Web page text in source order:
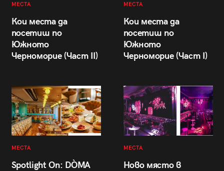
МЕСТА
Кои места да
посетиш по
Южното
Черноморие (Част II)
МЕСТА
Кои места да
посетиш по
Южното
Черноморие (Част I)
МЕСТА
Spotlight On: DÒMA
МЕСТА
Ново място в